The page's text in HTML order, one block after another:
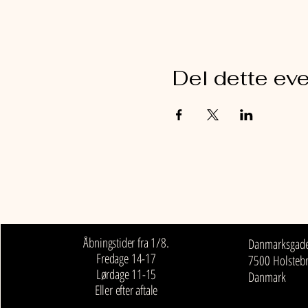
Del dette
Åbningstider fra 1/8.
Fredage 14-17
Lørdage 11-15
Eller efter aftale
7500
Danmark